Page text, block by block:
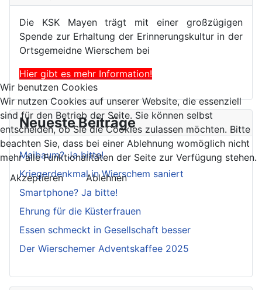
Die KSK Mayen trägt mit einer großzügigen
Spende zur Erhaltung der Erinnerungskultur in der
Ortsgemeidne Wierschem bei
Hier gibt es mehr Information!
Neueste Beiträge
Maibaum? Ja bitte!
Kriegerdenkmal in Wierschem saniert
Smartphone? Ja bitte!
Ehrung für die Küsterfrauen
Essen schmeckt in Gesellschaft besser
Der Wierschemer Adventskaffee 2025
Wir benutzen Cookies
Wir nutzen Cookies auf unserer Website, die essenziell
sind für den Betrieb der Seite. Sie können selbst
entscheiden, ob Sie die Cookies zulassen möchten. Bitte
beachten Sie, dass bei einer Ablehnung womöglich nicht
mehr alle Funktionalitäten der Seite zur Verfügung stehen.
Akzeptieren
Ablehnen